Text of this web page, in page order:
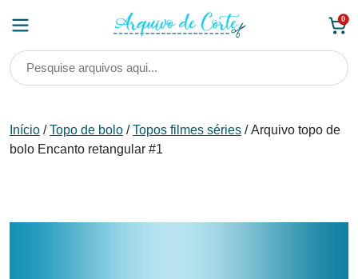
0
Início /Topo de bolo /Topos filmes séries / Arquivo topo de
bolo Encanto retangular #1